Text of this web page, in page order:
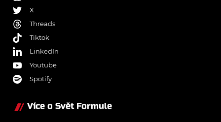
X
Threads
Tiktok
LinkedIn
Youtube
Spotify
Více o Svět Formule